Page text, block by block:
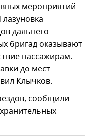
мероприятий
дальнего
бригад оказывают
пассажирам.
до мест
Клычков.
сообщили